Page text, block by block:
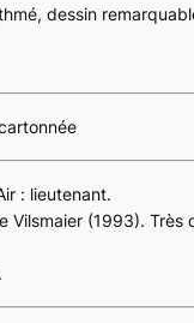
dessin
: lieutenant.
(1993). Très